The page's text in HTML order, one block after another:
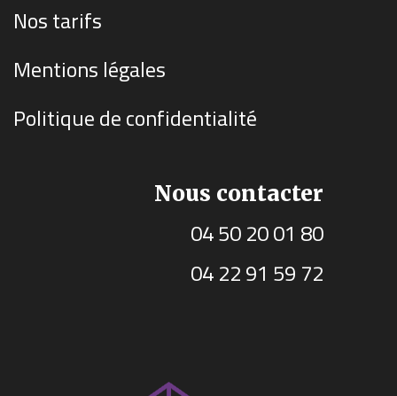
Nos tarifs
Mentions légales
Politique de confidentialité
Nous contacter
04 50 20 01 80
04 22 91 59 72